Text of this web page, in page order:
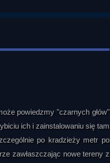
powiedzmy "czarnych głów"
ich i zainstalowaniu się tam
po kradzieży metr po
zawłaszczając nowe tereny z